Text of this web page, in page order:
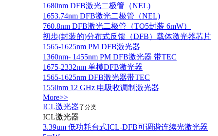
1680nm DFB激光二极管（NEL)
1653.74nm DFB激光二极管（NEL)
760.8nm DFB激光二极管（TO5封装 6mW）
初步(封装的)分布式反馈（DFB）载体激光器芯片
1565-1625nm PM DFB激光器
1360nm- 1455nm PM DFB激光器 带TEC
1675-2332nm 单模DFB激光器
1565-1625nm DFB激光器带TEC
1550nm 12 GHz 电吸收调制激光器
More>>
ICL激光器子分类
ICL激光器
3.39um 低功耗台式ICL-DFB可调谐连续光激光器